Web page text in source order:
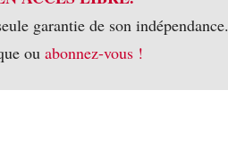
garantie de son indépendance.
ou abonnez-vous !